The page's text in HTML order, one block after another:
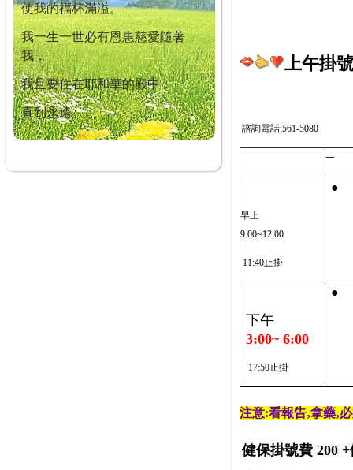
使我的福杯滿溢。
我一生一世必有恩惠慈愛隨著
我，
我且要住在耶和華的殿中，
直到永遠。
上午掛
諮詢電話:561-5080
一
早上
9:00~12:00
11:40止掛
●
下午
3:00~ 6:00
17:50止掛
●
注意:看報告‚拿藥‚
健保掛號費 200 +